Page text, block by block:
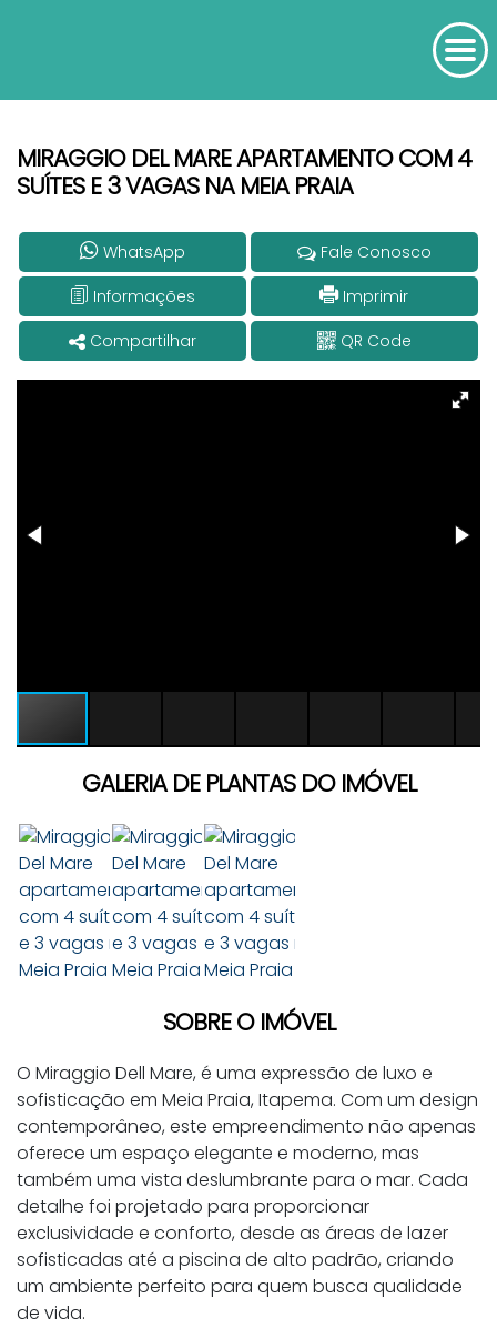
MIRAGGIO DEL MARE APARTAMENTO COM 4
SUÍTES E 3 VAGAS NA MEIA PRAIA
WhatsApp Fale Conosco
Informações Imprimir
Compartilhar QR Code
GALERIA DE PLANTAS DO IMÓVEL
SOBRE O IMÓVEL
O Miraggio Dell Mare, é uma expressão de luxo e
sofisticação em Meia Praia, Itapema. Com um design
contemporâneo, este empreendimento não apenas
oferece um espaço elegante e moderno, mas
também uma vista deslumbrante para o mar. Cada
detalhe foi projetado para proporcionar
exclusividade e conforto, desde as áreas de lazer
sofisticadas até a piscina de alto padrão, criando
um ambiente perfeito para quem busca qualidade
de vida.